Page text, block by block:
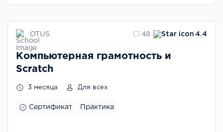
OTUS 48 4.4
Компьютерная грамотность и
Scratch
3 месяца Для всех
Сертификат Практика